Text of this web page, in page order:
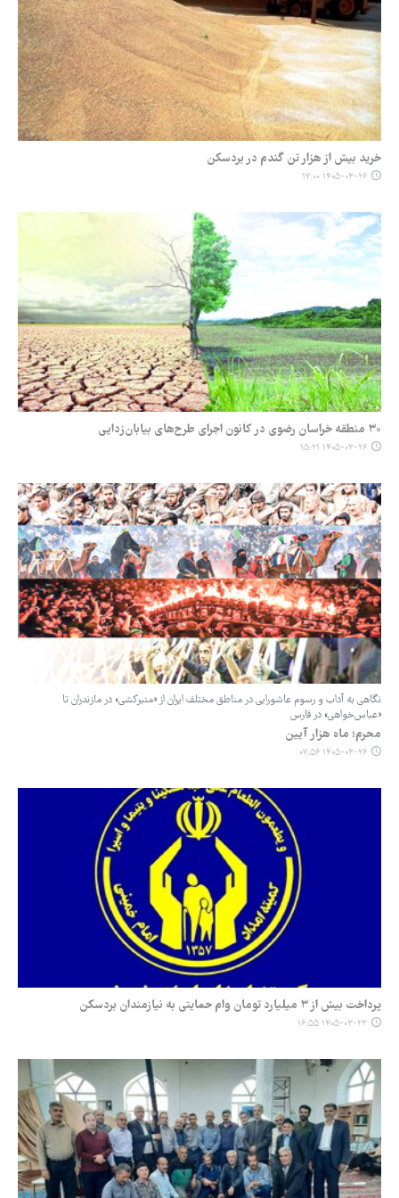
خرید بیش از هزار تن گندم در بردسکن
۱۴۰۵-۰۳-۲۶ ۱۷:۰۰
۳۰ منطقه خراسان رضوی در کانون اجرای طرح‌های بیابان‌زدایی
۱۴۰۵-۰۳-۲۶ ۱۵:۲۱
نگاهی به آداب و رسوم عاشورایی در مناطق مختلف ایران از «منبرکشی» در مازندران تا
«عباس‌خواهی» در فارس
محرم؛ ماه هزار آیین
۱۴۰۵-۰۳-۲۶ ۰۷:۵۶
پرداخت بیش از ۳ میلیارد تومان وام حمایتی به نیازمندان بردسکن
۱۴۰۵-۰۳-۲۳ ۱۶:۵۵